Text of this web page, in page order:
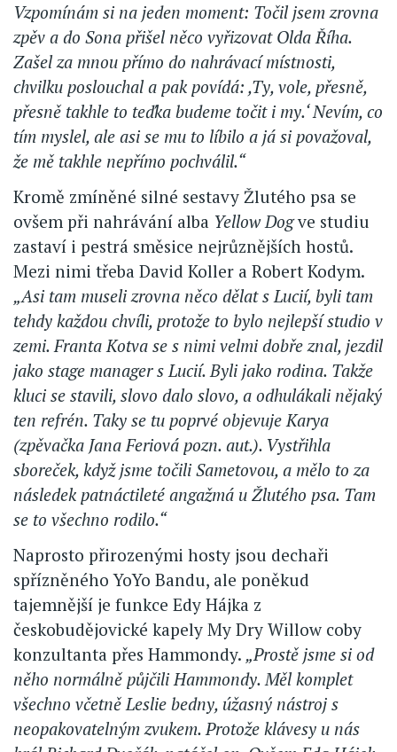
Vzpomínám si na jeden moment: Točil jsem zrovna
zpěv a do Sona přišel něco vyřizovat Olda Říha.
Zašel za mnou přímo do nahrávací místnosti,
chvilku poslouchal a pak povídá: ,Ty, vole, přesně,
přesně takhle to teďka budeme točit i my.‘ Nevím, co
tím myslel, ale asi se mu to líbilo a já si považoval,
že mě takhle nepřímo pochválil.“
Kromě zmíněné silné sestavy Žlutého psa se
ovšem při nahrávání alba Yellow Dogve studiu
zastaví i pestrá směsice nejrůznějších hostů.
Mezi nimi třeba David Koller a Robert Kodym.
„Asi tam museli zrovna něco dělat s Lucií, byli tam
tehdy každou chvíli, protože to bylo nejlepší studio v
zemi. Franta Kotva se s nimi velmi dobře znal, jezdil
jako stage manager s Lucií. Byli jako rodina. Takže
kluci se stavili, slovo dalo slovo, a odhulákali nějaký
ten refrén. Taky se tu poprvé objevuje Karya
(zpěvačka Jana Feriová pozn. aut.). Vystřihla
sboreček, když jsme točili Sametovou, a mělo to za
následek patnáctileté angažmá u Žlutého psa. Tam
se to všechno rodilo.“
Naprosto přirozenými hosty jsou dechaři
spřízněného YoYo Bandu, ale poněkud
tajemnější je funkce Edy Hájka z
českobudějovické kapely My Dry Willow coby
konzultanta přes Hammondy. „Prostě jsme si od
něho normálně půjčili Hammondy. Měl komplet
všechno včetně Leslie bedny, úžasný nástroj s
neopakovatelným zvukem. Protože klávesy u nás